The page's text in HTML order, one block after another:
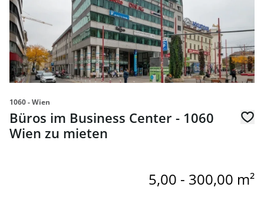
1060 - Wien
Büros im Business Center - 1060
Wien zu mieten
5,00 - 300,00 m²